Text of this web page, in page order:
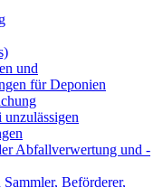
und
für Deponien
Abfallverwertung und -
Beförderer,